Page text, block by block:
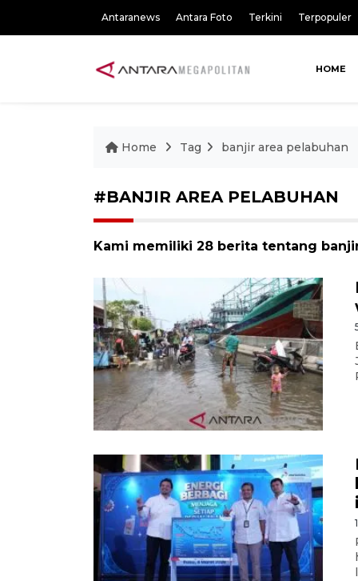
Antaranews Antara Foto Terkini Terpopuler
HOME
Home Tag banjir area pelabuhan
#BANJIR AREA PELABUHAN
Kami memiliki 28 berita tentang